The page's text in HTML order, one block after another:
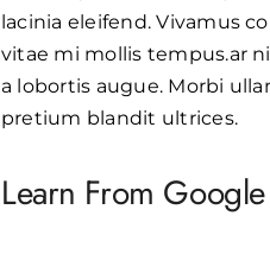
lacinia eleifend. Vivamus
vitae mi mollis tempus.ar
a lobortis augue. Morbi
pretium blandit ultrices.
Learn From